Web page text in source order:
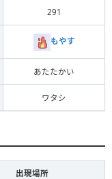
291
もやす
あたたかい
ワタシ
出現場所